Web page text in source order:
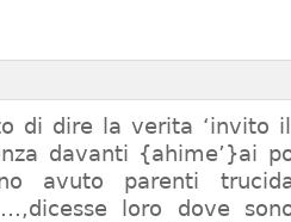
di dire la verita ‘invito
davanti {ahime’}ai
avuto parenti
loro dove